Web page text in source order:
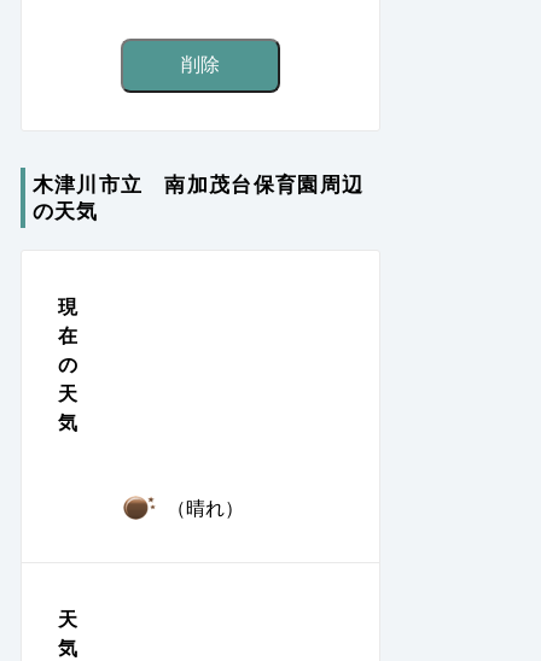
木津川市立 南加茂台保育園周辺
の天気
現
在
の
天
気
（晴れ）
天
気